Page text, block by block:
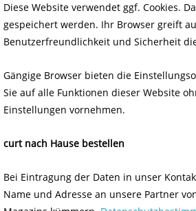
Diese Website verwendet ggf. Cookies.
gespeichert werden. Ihr Browser greift
Benutzerfreundlichkeit und Sicherheit
Gängige Browser bieten die
Sie auf alle Funktionen dieser Website
Einstellungen vornehmen.
curt nach Hause bestellen
Bei Eintragung der Daten in unser
Name und Adresse an unsere Partner